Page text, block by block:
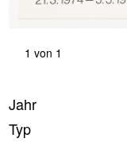
1 von 1
Jahr
Typ